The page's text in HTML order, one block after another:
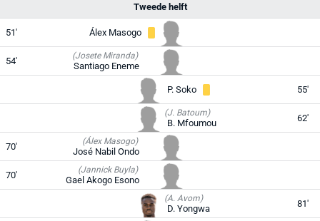
Tweede helft
51' Álex Masogo
54' (Josete Miranda)
Santiago Eneme
P. Soko 55'
(J. Batoum)
B. Mfoumou 62'
70' (Álex Masogo)
José Nabil Ondo
70' (Jannick Buyla)
Gael Akogo Esono
(A. Avom)
D. Yongwa 81'